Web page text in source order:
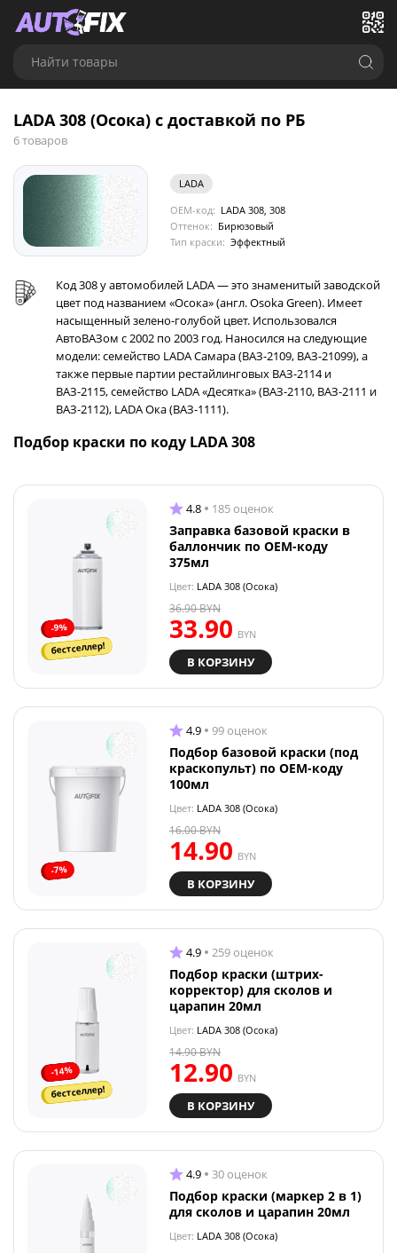
Найти товары
LADA 308 (Осока) с доставкой по РБ
6 товаров
LADA
OEM-код: LADA 308, 308
Оттенок: Бирюзовый
Тип краски: Эффектный
Код 308 у автомобилей LADA — это знаменитый заводской
цвет под названием «Осока» (англ. Osoka Green). Имеет
насыщенный зелено-голубой цвет. Использовался
АвтоВАЗом с 2002 по 2003 год. Наносился на следующие
модели: семейство LADA Самара (ВАЗ-2109, ВАЗ-21099), а
также первые партии рестайлинговых ВАЗ-2114 и
ВАЗ-2115, семейство LADA «Десятка» (ВАЗ-2110, ВАЗ-2111 и
ВАЗ-2112), LADA Ока (ВАЗ-1111).
Подбор краски по коду LADA 308
-9%
бестселлер!
4.8 185 оценок
Заправка базовой краски в
баллончик по OEM-коду
375мл
Цвет: LADA 308 (Осока)
33.90 BYN
36.90BYN
В КОРЗИНУ
-7%
4.9 99 оценок
Подбор базовой краски (под
краскопульт) по OEM-коду
100мл
Цвет: LADA 308 (Осока)
14.90 BYN
16.00BYN
В КОРЗИНУ
-14%
бестселлер!
4.9 259 оценок
Подбор краски (штрих-
корректор) для сколов и
царапин 20мл
Цвет: LADA 308 (Осока)
12.90 BYN
14.90BYN
В КОРЗИНУ
4.9 30 оценок
Подбор краски (маркер 2 в 1)
для сколов и царапин 20мл
Цвет: LADA 308 (Осока)